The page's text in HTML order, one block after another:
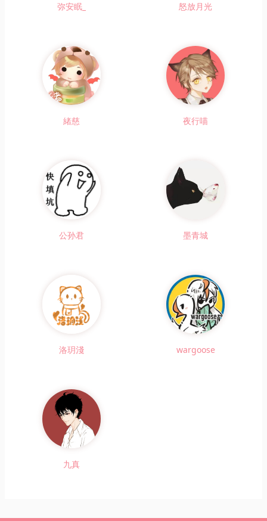
弥安眠_ 怒放月光
緒慈 夜行喵
公孙君 墨青城
洛玥淺 wargoose
九真